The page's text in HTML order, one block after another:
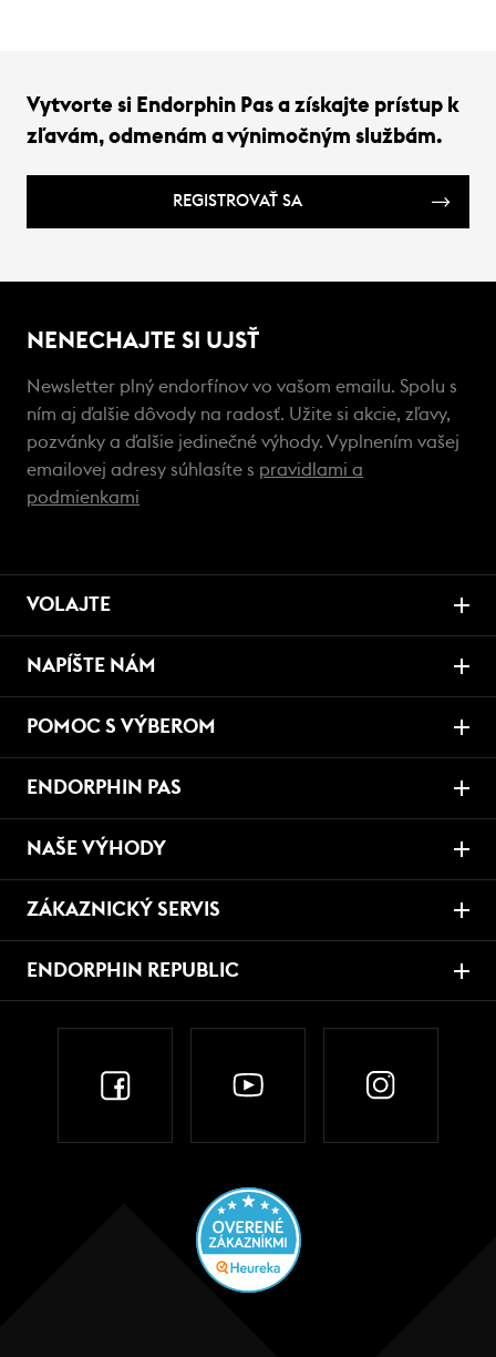
Vytvorte si Endorphin Pas a získajte prístup k
zľavám, odmenám a výnimočným službám.
REGISTROVAŤ SA
NENECHAJTE SI UJSŤ
Newsletter plný endorfínov vo vašom emailu. Spolu s
ním aj ďalšie dôvody na radosť. Užite si akcie, zľavy,
pozvánky a ďalšie jedinečné výhody. Vyplnením vašej
emailovej adresy súhlasíte s pravidlami a
podmienkami
VOLAJTE
NAPÍŠTE NÁM
POMOC S VÝBEROM
ENDORPHIN PAS
NAŠE VÝHODY
ZÁKAZNICKÝ SERVIS
ENDORPHIN REPUBLIC